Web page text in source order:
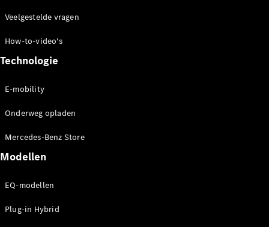
V-Klasse
Mercedes-
Bedrijfswagens
Configurator
Mercedes-Benz Store
Veelgestelde vragen
How-to-video's
Technologie
E-mobility
Onderweg opladen
Mercedes-Benz Store
Modellen
EQ-modellen
Plug-in Hybrid